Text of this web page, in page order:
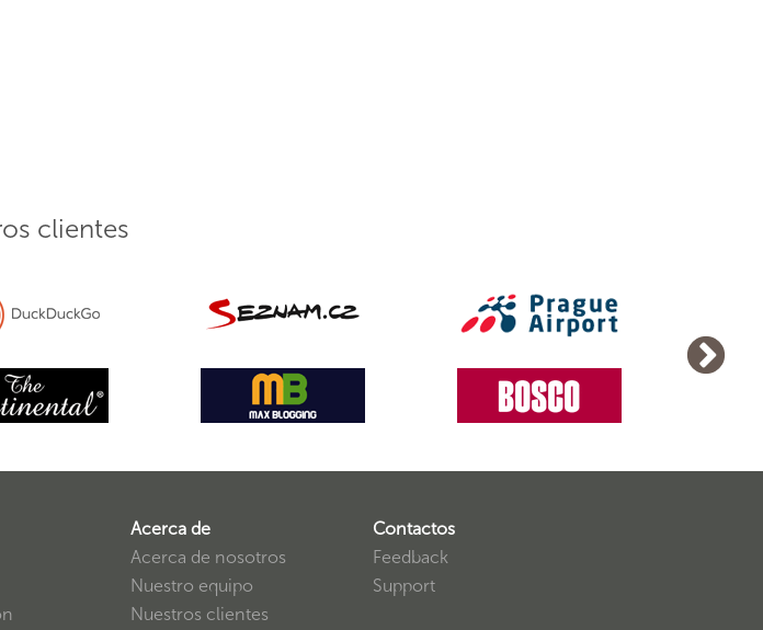
clientes
Acerca de
Acerca de nosotros
Nuestro equipo
Nuestros clientes
Contactos
Feedback
Support